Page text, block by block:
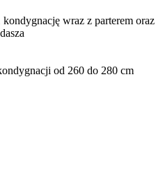
wraz z parterem oraz
od 260 do 280 cm